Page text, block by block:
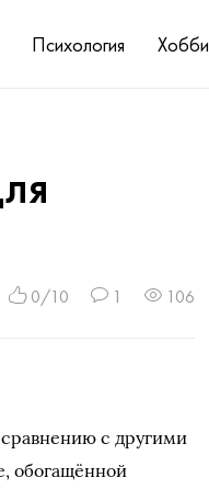
Психология Хобби
0/10 1 106
с другими
обогащённой